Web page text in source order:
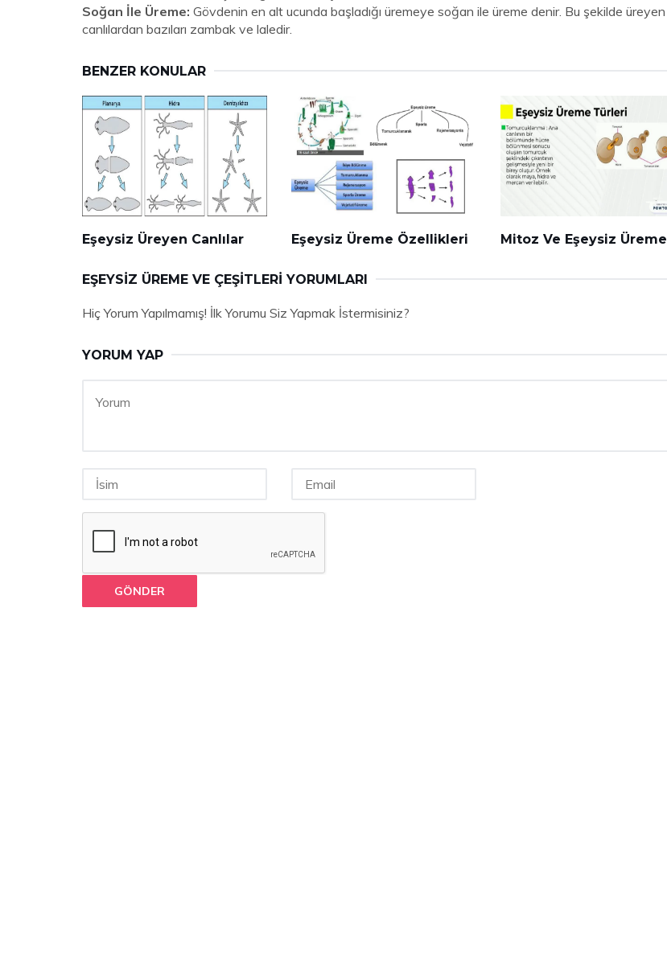
Soğan İle Üreme: Gövdenin en alt ucunda başladığı üremeye soğan ile üreme denir. Bu şekilde üreyen
canlılardan bazıları zambak ve laledir.
BENZER KONULAR
Eşeysiz Üreyen Canlılar Eşeysiz Üreme Özellikleri Mitoz Ve Eşeysiz Üreme
EŞEYSIZ ÜREME VE ÇEŞITLERI YORUMLARI
Hiç Yorum Yapılmamış! İlk Yorumu Siz Yapmak İstermisiniz?
YORUM YAP
GÖNDER